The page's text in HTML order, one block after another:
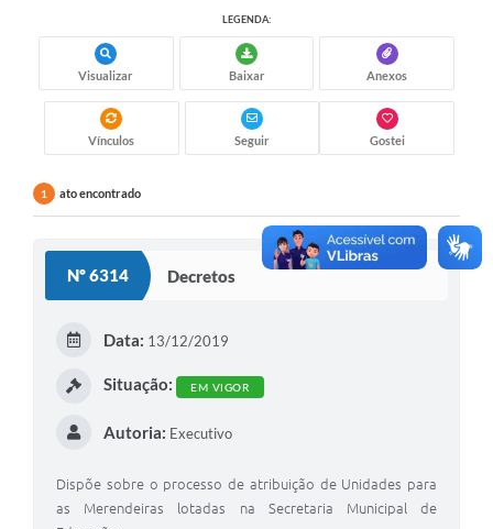
LEGENDA:
Visualizar Baixar Anexos
Vínculos Seguir Gostei
1 ato encontrado
Nº 6314 Decretos
Data: 13/12/2019
Situação: EM VIGOR
Autoria: Executivo
Dispõe sobre o processo de atribuição de Unidades para
as Merendeiras lotadas na Secretaria Municipal de